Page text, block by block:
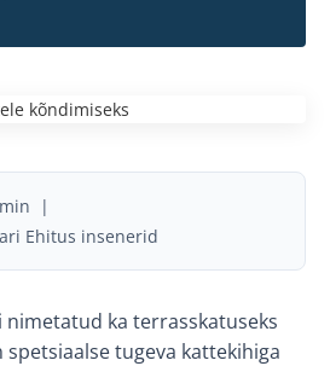
|
Ehitus insenerid
nimetatud ka terrasskatuseks
tugeva kattekihiga